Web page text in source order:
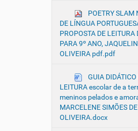
POETRY SLAM
DE LÍNGUA
PROPOSTA DE LEITURA
PARA 9º ANO,
OLIVEIRA pdf.pdf
GUIA
LEITURA escolar de a
meninos pelados e
MARCELENE SIMÕES DE
OLIVEIRA.docx